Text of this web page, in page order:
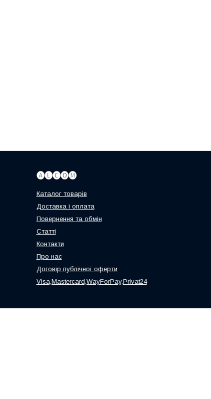
🅐🅛🅒🅞🅜
Каталог товарів
Доставка і оплата
Повернення та обмін
Статті
Контакти
Про нас
Договір публічної оферти
Visa,Mastercard,WayForPay,Privat24